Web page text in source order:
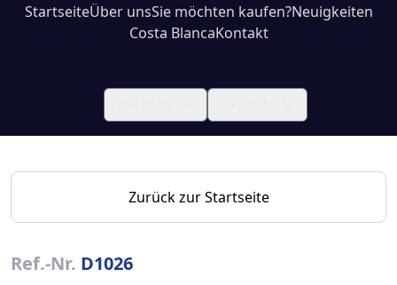
StartseiteÜber unsSie möchten kaufen?Neuigkeiten
Costa BlancaKontakt
Zurück zur Startseite
Ref.-Nr. D1026